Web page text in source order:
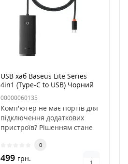
USB хаб Baseus Lite Series
4in1 (Type-C to USB) Чорний
00000060135
Комп'ютер не має портів для
підключення додаткових
пристроїв? Рішенням стане
0
499 грн.